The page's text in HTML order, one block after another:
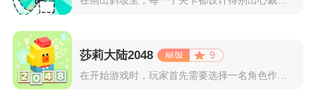
莎莉大陆2048
9